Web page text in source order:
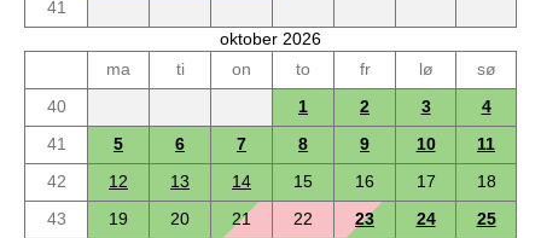
41
oktober 2026
ma
ti on to fr lø
sø
40
1 2 3
4
41
5 6 7 8 9 10
11
42
12 13 14 15 16 17
18
43
19 20 21 22 23 24
25